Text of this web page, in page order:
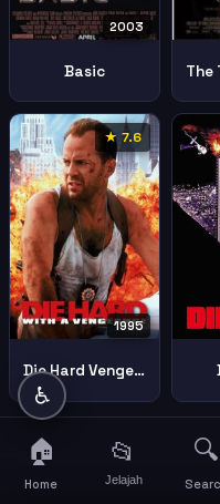
2003
Basic
★ 7.6
1995
Die Hard Vengeance
♿
🏠
Home
📂
Jelajah
🔍